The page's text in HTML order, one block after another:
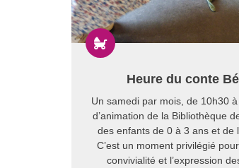

Heure du conte
Un samedi par mois, de 10h30
d’animation de la Bibliothèque
des enfants de 0 à 3 ans et de
C’est un moment privilégié
convivialité et l’expression